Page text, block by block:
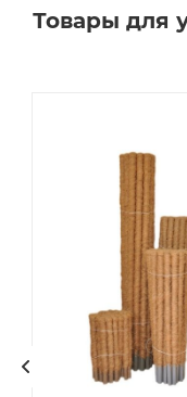
Товары для